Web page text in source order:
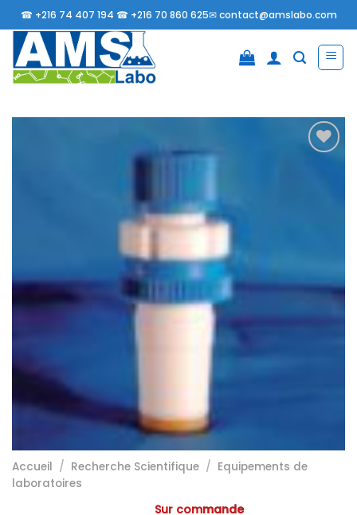
Passer
au
contenu
☎ +216 74 407 194 ☎ +216 70 860 625✉contact@amslabo.com
Accueil / Recherche Scientifique / Equipements de
laboratoires
Sur commande